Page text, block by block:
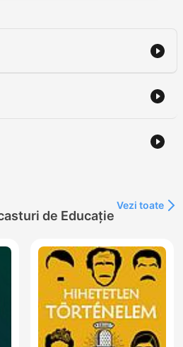
de Educație
Vezi toate